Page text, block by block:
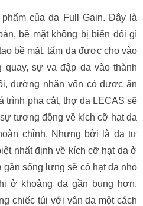
của da Full Gain. Đây là
bề mặt không bị biến đổi gì
bề mặt, tấm da được cho vào
quay, sự va đập da vào thành
đường nhăn vốn có được ẩn
trình pha cắt, thợ da LECAS sẽ
tương đồng về kích cỡ hạt da
chỉnh. Nhưng bởi là da tự
nhất định về kích cỡ hạt da ở
gần sống lưng sẽ có hạt da nhỏ
ở khoảng da gần bụng hơn.
chiếc túi với vân da một cách